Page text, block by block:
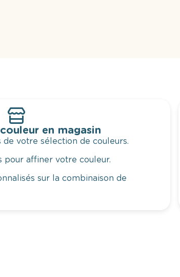
en magasin
votre sélection de couleurs.
pour affiner votre couleur.
sur la combinaison de